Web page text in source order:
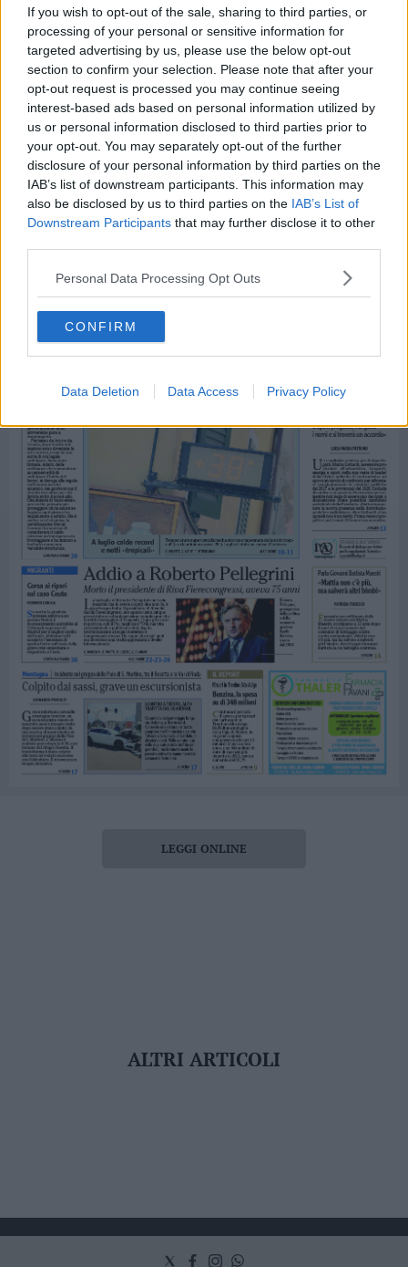
If you wish to opt-out of the sale, sharing to third parties, or
processing of your personal or sensitive information for
targeted advertising by us, please use the below opt-out
section to confirm your selection. Please note that after your
opt-out request is processed you may continue seeing
interest-based ads based on personal information utilized by
us or personal information disclosed to third parties prior to
your opt-out. You may separately opt-out of the further
disclosure of your personal information by third parties on the
IAB’s list of downstream participants. This information may
also be disclosed by us to third parties on the IAB’s List of
Downstream Participants that may further disclose it to other
Personal Data Processing Opt Outs
CONFIRM
Data Deletion Data Access Privacy Policy
LEGGI ONLINE
ALTRI ARTICOLI